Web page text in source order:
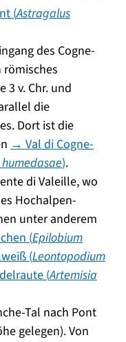
(Astragalus
des Cogne-
römisches
3 v. Chr. und
die
Dort ist die
→ Val di Cogne-
).
di Valeille, wo
Hochalpen-
unter anderem
(Epilobium
(Leontopodium
(Artemisia
Tal nach Pont
gelegen). Von